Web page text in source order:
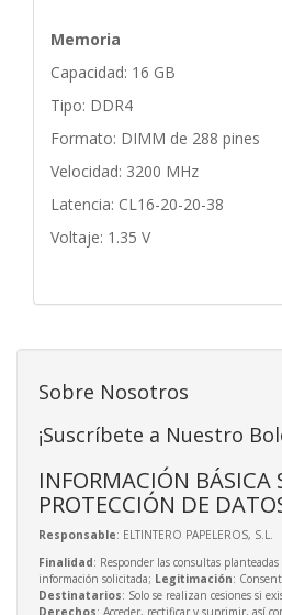
Memoria
Capacidad: 16 GB
Tipo: DDR4
Formato: DIMM de 288 pines
Velocidad: 3200 MHz
Latencia: CL16-20-20-38
Voltaje: 1.35 V
Sobre Nosotros
¡Suscríbete a Nuestro
INFORMACIÓN BÁSICA
PROTECCIÓN DE
Responsable: ELTINTERO PAPELEROS, S.L.
Finalidad: Responder las consultas
información solicitada; Legitimación:
Destinatarios: Solo se realizan cesiones si
Derechos: Acceder, rectificar y suprimir, así